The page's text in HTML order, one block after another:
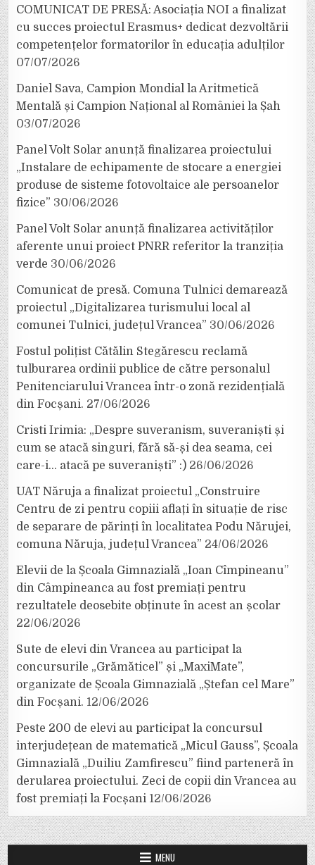
COMUNICAT DE PRESĂ: Asociația NOI a finalizat
cu succes proiectul Erasmus+ dedicat dezvoltării
competențelor formatorilor în educația adulților
07/07/2026
Daniel Sava, Campion Mondial la Aritmetică
Mentală și Campion Național al României la Șah
03/07/2026
Panel Volt Solar anunță finalizarea proiectului
„Instalare de echipamente de stocare a energiei
produse de sisteme fotovoltaice ale persoanelor
fizice” 30/06/2026
Panel Volt Solar anunță finalizarea activităților
aferente unui proiect PNRR referitor la tranziția
verde 30/06/2026
Comunicat de presă. Comuna Tulnici demarează
proiectul „Digitalizarea turismului local al
comunei Tulnici, județul Vrancea” 30/06/2026
Fostul polițist Cătălin Stegărescu reclamă
tulburarea ordinii publice de către personalul
Penitenciarului Vrancea într-o zonă rezidențială
din Focșani. 27/06/2026
Cristi Irimia: „Despre suveranism, suveraniști și
cum se atacă singuri, fără să-și dea seama, cei
care-i… atacă pe suveraniști” :) 26/06/2026
UAT Năruja a finalizat proiectul „Construire
Centru de zi pentru copiii aflați în situație de risc
de separare de părinți în localitatea Podu Nărujei,
comuna Năruja, județul Vrancea” 24/06/2026
Elevii de la Școala Gimnazială „Ioan Cîmpineanu”
din Câmpineanca au fost premiați pentru
rezultatele deosebite obținute în acest an școlar
22/06/2026
Sute de elevi din Vrancea au participat la
concursurile „Grămăticel” și „MaxiMate”,
organizate de Școala Gimnazială „Ștefan cel Mare”
din Focșani. 12/06/2026
Peste 200 de elevi au participat la concursul
interjudețean de matematică „Micul Gauss”, Școala
Gimnazială „Duiliu Zamfirescu” fiind parteneră în
derularea proiectului. Zeci de copii din Vrancea au
fost premiați la Focșani 12/06/2026
MENU